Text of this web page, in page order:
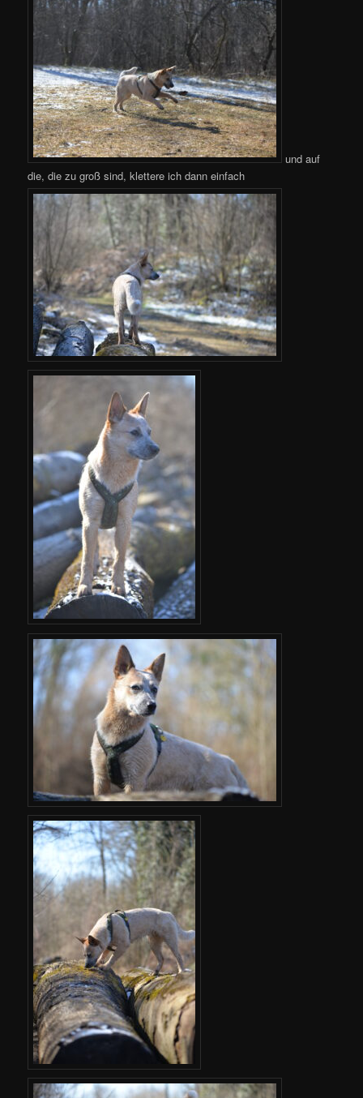
und auf
die, die zu groß sind, klettere ich dann einfach